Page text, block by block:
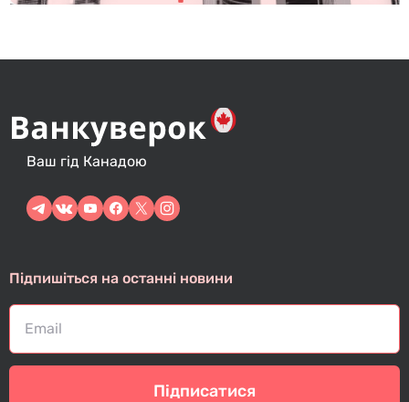
Ваш гід Канадою
Підпишіться на останні новини
Підписатися